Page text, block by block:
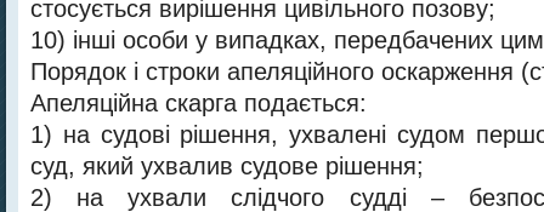
стосується вирішення цивільного позову;
10) інші особи у випадках, передбачених
Порядок і строки апеляційного оскарження
Апеляційна скарга подається:
1) на судові рішення, ухвалені судом
суд, який ухвалив судове рішення;
2) на ухвали слідчого судді –